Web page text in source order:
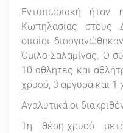
Εντυπωσιακή ήταν
Κωπηλασίας στους
οποίοι
Όμιλο Σαλαμίνας. Ο
10 αθλητές και
χρυσό, 3 αργυρά και 1
Αναλυτικά οι
1η θέση-χρυσό